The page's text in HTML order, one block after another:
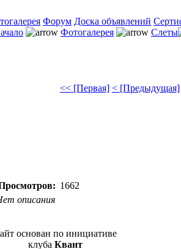
Форум Доска объявлений
Фотогалерея Слеты
<< [Первая] < [Предыдущая]
1662
описания
основан по инициативе
клуба Квант